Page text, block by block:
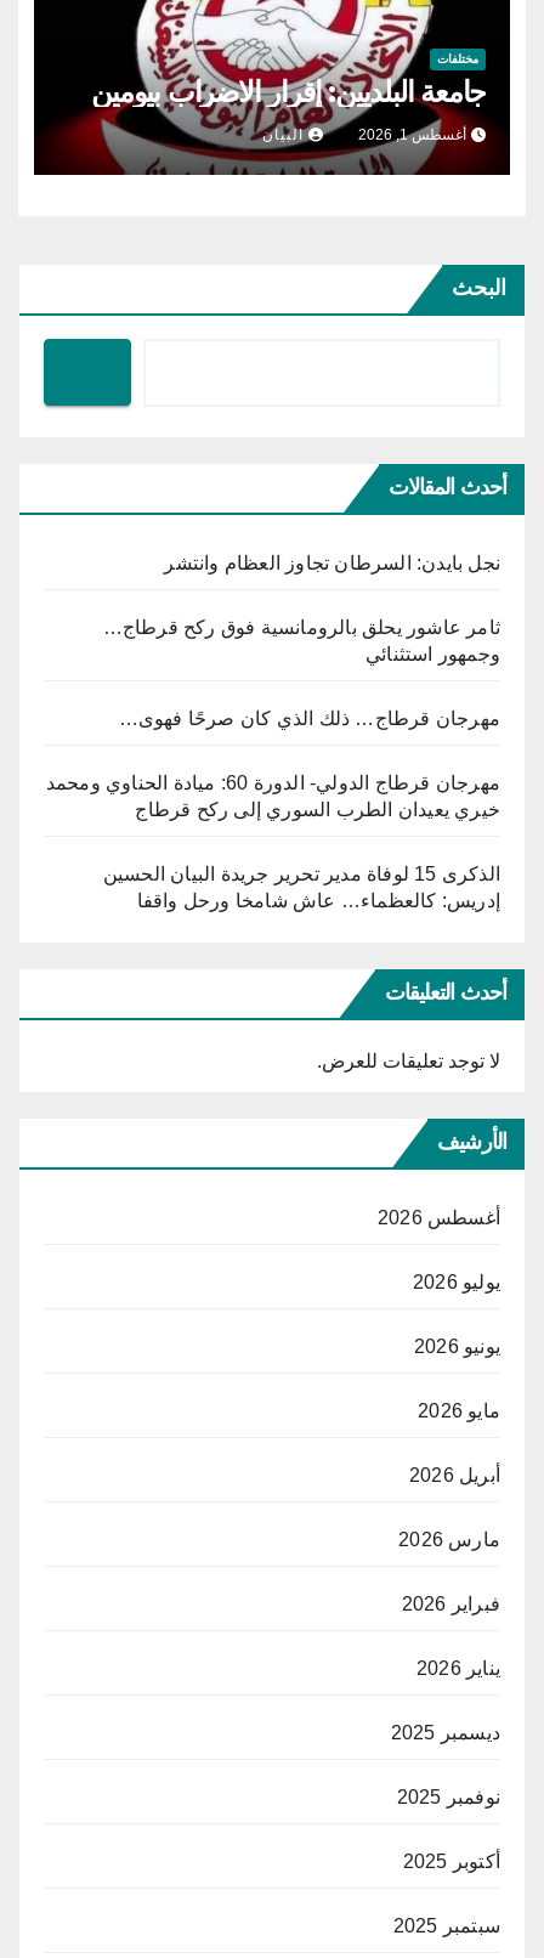
مختلفات
جامعة البلديين: إقرار الاضراب بيومين
أغسطس 1, 2026 البيان
البحث
أحدث المقالات
نجل بايدن: السرطان تجاوز العظام وانتشر
ثامر عاشور يحلق بالرومانسية فوق ركح قرطاج…
وجمهور استثنائي
مهرجان قرطاج… ذلك الذي كان صرحًا فهوى…
مهرجان قرطاج الدولي- الدورة 60: ميادة الحناوي ومحمد
خيري يعيدان الطرب السوري إلى ركح قرطاج
الذكرى 15 لوفاة مدير تحرير جريدة البيان الحسين
إدريس: كالعظماء… عاش شامخا ورحل واقفا
أحدث التعليقات
لا توجد تعليقات للعرض.
الأرشيف
أغسطس 2026
يوليو 2026
يونيو 2026
مايو 2026
أبريل 2026
مارس 2026
فبراير 2026
يناير 2026
ديسمبر 2025
نوفمبر 2025
أكتوبر 2025
سبتمبر 2025